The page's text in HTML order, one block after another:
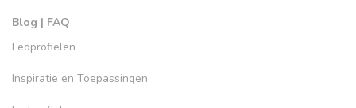
Blog | FAQ
Ledprofielen
Inspiratie en Toepassingen